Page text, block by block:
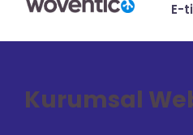
E-
Kurumsal